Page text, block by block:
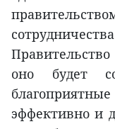
оно будет
эффективно и